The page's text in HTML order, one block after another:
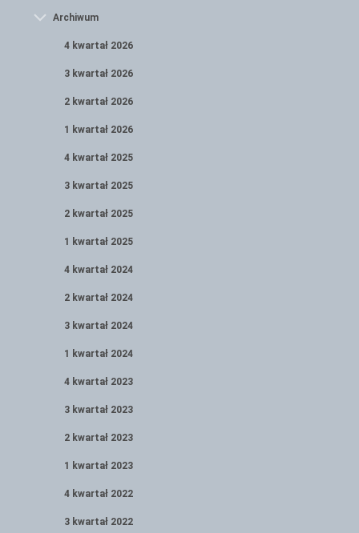
Archiwum
4 kwartał 2026
3 kwartał 2026
2 kwartał 2026
1 kwartał 2026
4 kwartał 2025
3 kwartał 2025
2 kwartał 2025
1 kwartał 2025
4 kwartał 2024
2 kwartał 2024
3 kwartał 2024
1 kwartał 2024
4 kwartał 2023
3 kwartał 2023
2 kwartał 2023
1 kwartał 2023
4 kwartał 2022
3 kwartał 2022